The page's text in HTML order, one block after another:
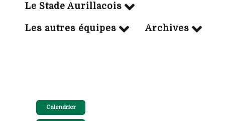
Le Stade Aurillacois
Les autres équipes Archives
Calendrier